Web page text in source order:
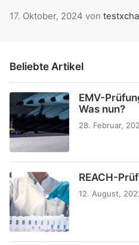
17. Oktober, 2024 von
Beliebte Artikel
EMV-
Was nun?
28. Februar,
REACH-
12. August,